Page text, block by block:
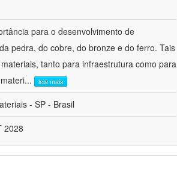
para o desenvolvimento de
pedra, do cobre, do bronze e do ferro. Tais
tanto para infraestrutura como para
... leia mais
- SP - Brasil
2028